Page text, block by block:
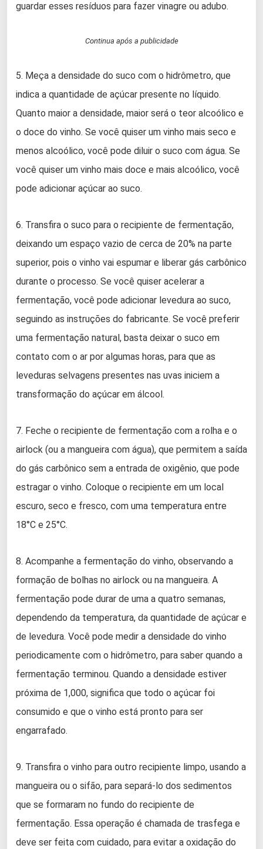
guardar esses resíduos para fazer vinagre ou adubo.
Continua após a publicidade
5. Meça a densidade do suco com o hidrômetro, que
indica a quantidade de açúcar presente no líquido.
Quanto maior a densidade, maior será o teor alcoólico e
o doce do vinho. Se você quiser um vinho mais seco e
menos alcoólico, você pode diluir o suco com água. Se
você quiser um vinho mais doce e mais alcoólico, você
pode adicionar açúcar ao suco.
6. Transfira o suco para o recipiente de fermentação,
deixando um espaço vazio de cerca de 20% na parte
superior, pois o vinho vai espumar e liberar gás carbônico
durante o processo. Se você quiser acelerar a
fermentação, você pode adicionar levedura ao suco,
seguindo as instruções do fabricante. Se você preferir
uma fermentação natural, basta deixar o suco em
contato com o ar por algumas horas, para que as
leveduras selvagens presentes nas uvas iniciem a
transformação do açúcar em álcool.
7. Feche o recipiente de fermentação com a rolha e o
airlock (ou a mangueira com água), que permitem a saída
do gás carbônico sem a entrada de oxigênio, que pode
estragar o vinho. Coloque o recipiente em um local
escuro, seco e fresco, com uma temperatura entre
18°C e 25°C.
8. Acompanhe a fermentação do vinho, observando a
formação de bolhas no airlock ou na mangueira. A
fermentação pode durar de uma a quatro semanas,
dependendo da temperatura, da quantidade de açúcar e
de levedura. Você pode medir a densidade do vinho
periodicamente com o hidrômetro, para saber quando a
fermentação terminou. Quando a densidade estiver
próxima de 1,000, significa que todo o açúcar foi
consumido e que o vinho está pronto para ser
engarrafado.
9. Transfira o vinho para outro recipiente limpo, usando a
mangueira ou o sifão, para separá-lo dos sedimentos
que se formaram no fundo do recipiente de
fermentação. Essa operação é chamada de trasfega e
deve ser feita com cuidado, para evitar a oxidação do